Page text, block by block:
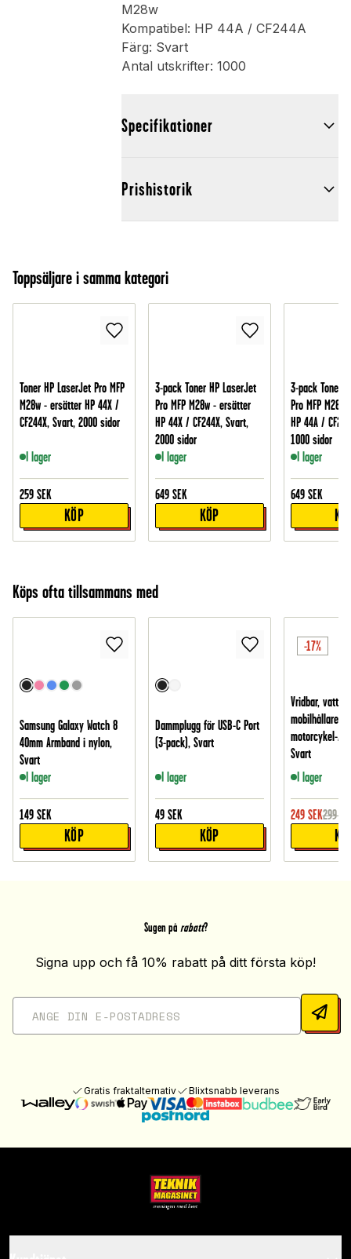
M28w
Kompatibel: HP 44A / CF244A
Färg: Svart
Antal utskrifter: 1000
Specifikationer
Prishistorik
Toppsäljare i samma kategori
Toner HP LaserJet Pro MFP
M28w - ersätter HP 44X /
CF244X, Svart, 2000 sidor
I lager
259 SEK
KÖP
3-pack Toner HP LaserJet
Pro MFP M28w - ersätter
HP 44X / CF244X, Svart,
2000 sidor
I lager
649 SEK
KÖP
3-pack Toner
Pro MFP
HP 44A /
1000 sidor
I lager
649 SEK
Köps ofta tillsammans med
Samsung Galaxy Watch 8
40mm Armband i nylon,
Svart
I lager
149 SEK
KÖP
Dammplugg för USB-C Port
(3-pack), Svart
I lager
49 SEK
KÖP
-17%
Vridbar,
mobilhållare
motorcykel-/
Svart
I lager
249 SEK299
Sugen på rabatt?
Signa upp och få 10% rabatt på ditt första köp!
Gratis fraktalternativ Blixtsnabb leverans